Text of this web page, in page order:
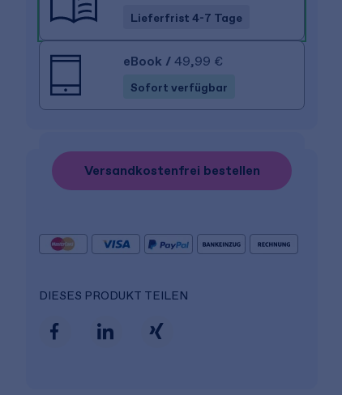
Lieferfrist 4-7 Tage
eBook / 49,99 €
Sofort verfügbar
Versandkostenfrei bestellen
DIESES PRODUKT TEILEN